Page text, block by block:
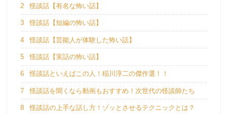
2 怪談話【有名な怖い話】
3 怪談話【短編の怖い話】
4 怪談話【芸能人が体験した怖い話】
5 怪談話【実話の怖い話】
6 怪談話といえばこの人！稲川淳二の傑作選！！
7 怪談話を聞くなら動画もおすすめ！次世代の怪談師たち
8 怪談話の上手な話し方！ゾッとさせるテクニックとは？